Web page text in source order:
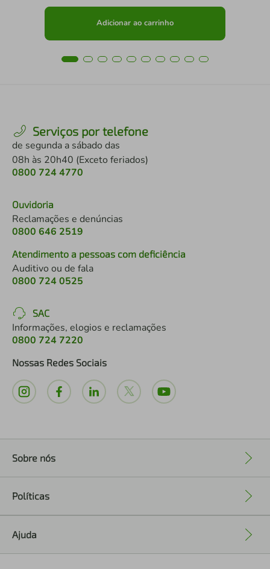
Adicionar ao carrinho
Serviços por telefone
de segunda a sábado das
08h às 20h40 (Exceto feriados)
0800 724 4770
Ouvidoria
Reclamações e denúncias
0800 646 2519
Atendimento a pessoas com deficiência
Auditivo ou de fala
0800 724 0525
SAC
Informações, elogios e reclamações
0800 724 7220
Nossas Redes Sociais
Sobre nós
Políticas
Ajuda